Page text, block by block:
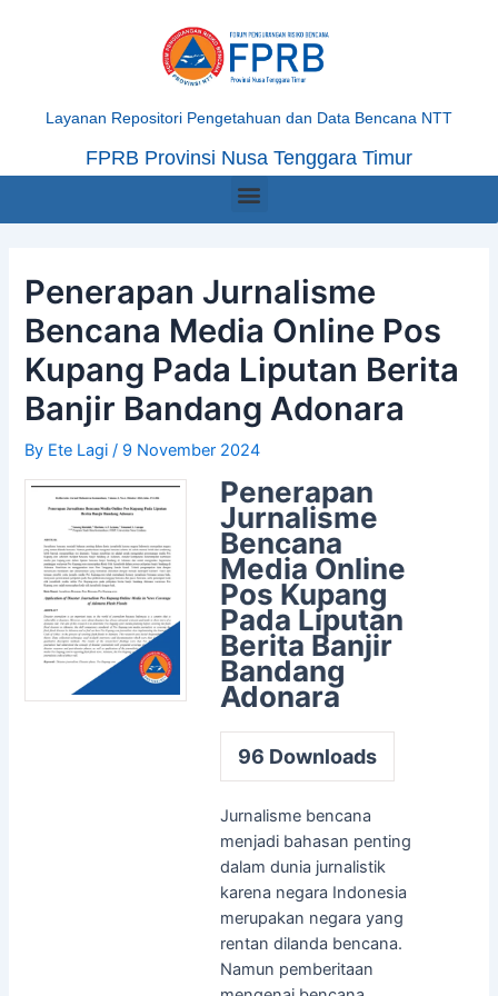
Layanan Repositori Pengetahuan dan Data Bencana NTT
FPRB Provinsi Nusa Tenggara Timur
Menu
Penerapan Jurnalisme
Bencana Media Online Pos
Kupang Pada Liputan Berita
Banjir Bandang Adonara
By Ete Lagi/ 9 November 2024
Penerapan
Jurnalisme
Bencana
Media Online
Pos Kupang
Pada Liputan
Berita Banjir
Bandang
Adonara
96 Downloads
Jurnalisme bencana
menjadi bahasan penting
dalam dunia jurnalistik
karena negara Indonesia
merupakan negara yang
rentan dilanda bencana.
Namun pemberitaan